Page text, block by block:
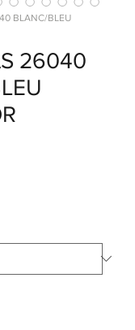
BLANC/BLEU
26040